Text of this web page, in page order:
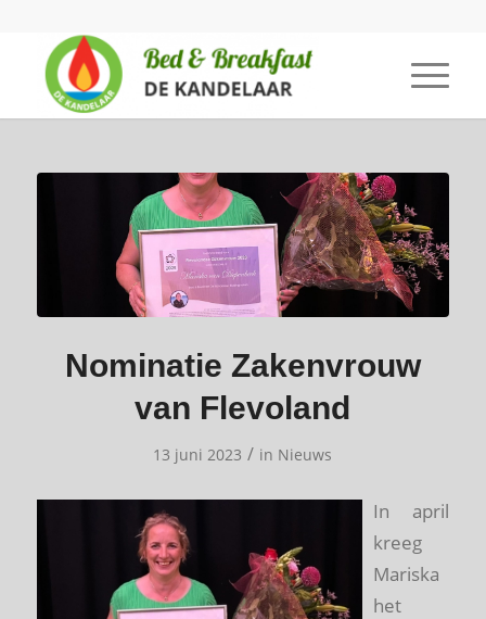
Nominatie Zakenvrouw
van Flevoland
13 juni 2023 / in Nieuws
In april
kreeg
Mariska
het